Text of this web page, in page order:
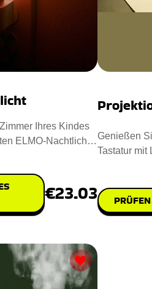
Ihres Kindes
ELMO-Nachtlicht!
€23.03
Genießen
Tastatur mit